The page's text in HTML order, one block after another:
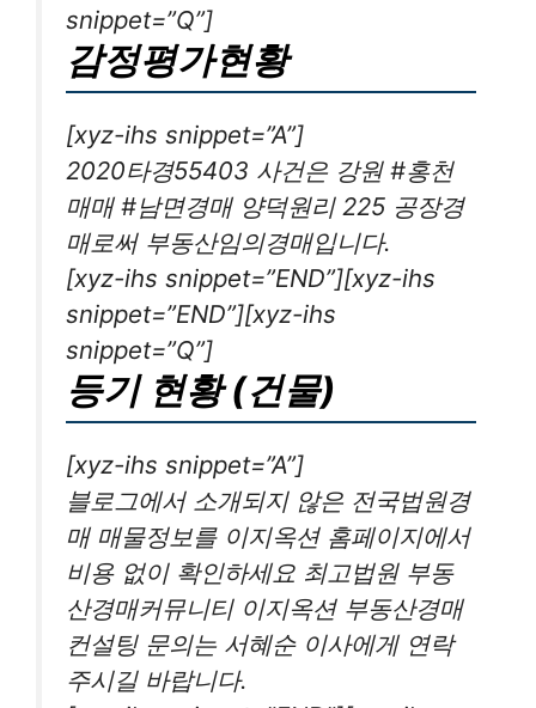
snippet=”Q”]
감정평가현황
[xyz-ihs snippet=”A”]
2020타경55403 사건은 강원 #홍천
매매 #남면경매 양덕원리 225 공장경
매로써 부동산임의경매입니다.
[xyz-ihs snippet=”END”][xyz-ihs
snippet=”END”][xyz-ihs
snippet=”Q”]
등기 현황 (건물)
[xyz-ihs snippet=”A”]
블로그에서 소개되지 않은 전국법원경
매 매물정보를 이지옥션 홈페이지에서
비용 없이 확인하세요 최고법원 부동
산경매커뮤니티 이지옥션 부동산경매
컨설팅 문의는 서혜순 이사에게 연락
주시길 바랍니다.